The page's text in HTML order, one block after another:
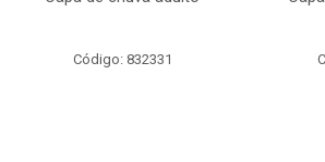
Código: 832331